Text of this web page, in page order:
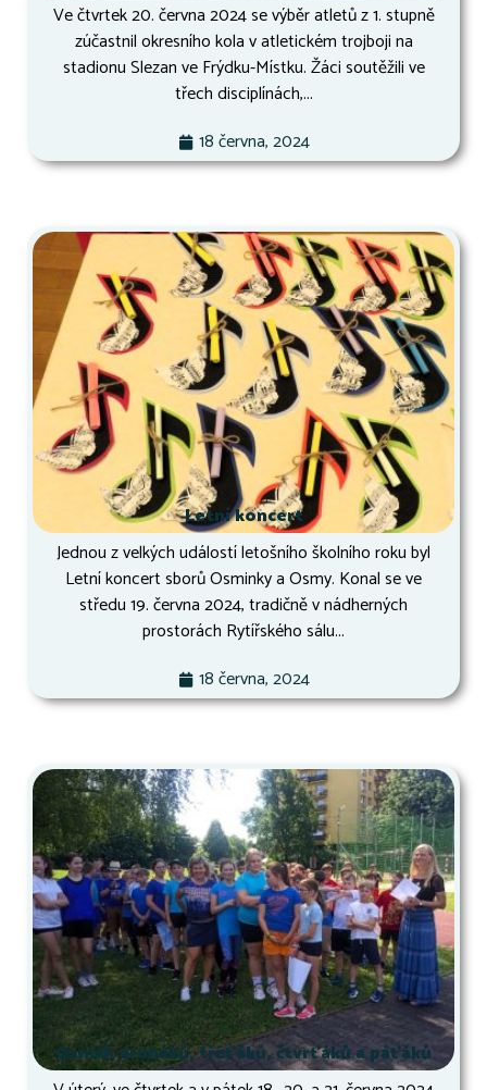
Ve čtvrtek 20. června 2024 se výběr atletů z 1. stupně
zúčastnil okresního kola v atletickém trojboji na
stadionu Slezan ve Frýdku-Místku. Žáci soutěžili ve
třech disciplínách,...
18 června, 2024
Letní koncert
Jednou z velkých událostí letošního školního roku byl
Letní koncert sborů Osminky a Osmy. Konal se ve
středu 19. června 2024, tradičně v nádherných
prostorách Rytířského sálu...
18 června, 2024
Osmák druháků, třeťáků, čtvrťáků a páťáků